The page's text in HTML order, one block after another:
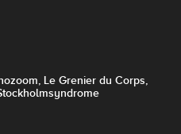
Le Grenier du Corps,